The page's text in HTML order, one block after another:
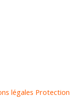
légales Protection